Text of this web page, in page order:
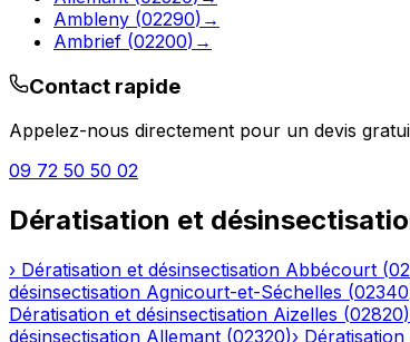
Ambleny (02290) →
Ambrief (02200) →
Contact rapide
Appelez-nous directement pour un devis
09 72 50 50 02
Dératisation et
› Dératisation et désinsectisation Abbécourt (
désinsectisation Agnicourt-et-Séchelles (02340
Dératisation et désinsectisation Aizelles (02820)
désinsectisation Allemant (02320)›